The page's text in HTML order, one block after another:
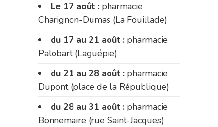
Le 17 août : pharmacie
Charignon-Dumas (La Fouillade)
du 17 au 21 août : pharmacie
Palobart (Laguépie)
du 21 au 28 août : pharmacie
Dupont (place de la République)
du 28 au 31 août : pharmacie
Bonnemaire (rue Saint-Jacques)